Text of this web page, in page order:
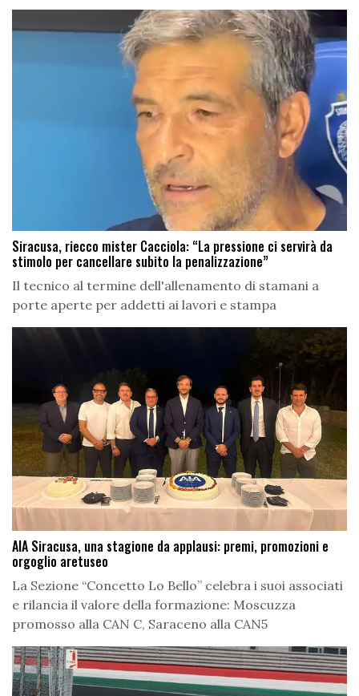
Siracusa, riecco mister Cacciola: “La pressione ci servirà da
stimolo per cancellare subito la penalizzazione”
Il tecnico al termine dell'allenamento di stamani a
porte aperte per addetti ai lavori e stampa
AIA Siracusa, una stagione da applausi: premi, promozioni e
orgoglio aretuseo
La Sezione “Concetto Lo Bello” celebra i suoi associati
e rilancia il valore della formazione: Moscuzza
promosso alla CAN C, Saraceno alla CAN5